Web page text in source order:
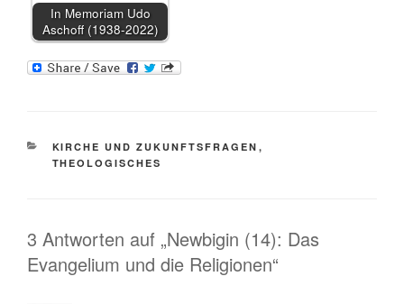
In Memoriam Udo
Aschoff (1938-2022)
KATEGORIEN
KIRCHE UND ZUKUNFTSFRAGEN ,
THEOLOGISCHES
3 Antworten auf „Newbigin (14): Das
Evangelium und die Religionen“